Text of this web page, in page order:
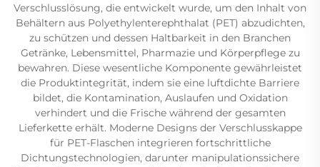
Verschlusslösung, die entwickelt wurde, um den Inhalt von
Behältern aus Polyethylenterephthalat (PET) abzudichten,
zu schützen und dessen Haltbarkeit in den Branchen
Getränke, Lebensmittel, Pharmazie und Körperpflege zu
bewahren. Diese wesentliche Komponente gewährleistet
die Produktintegrität, indem sie eine luftdichte Barriere
bildet, die Kontamination, Auslaufen und Oxidation
verhindert und die Frische während der gesamten
Lieferkette erhält. Moderne Designs der Verschlusskappe
für PET-Flaschen integrieren fortschrittliche
Dichtungstechnologien, darunter manipulationssichere